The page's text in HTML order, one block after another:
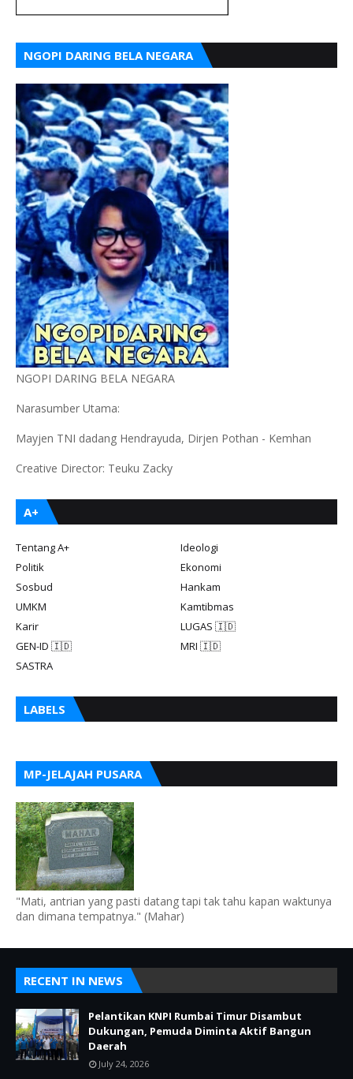
NGOPI DARING BELA NEGARA
NGOPI DARING BELA NEGARA
Narasumber Utama:
Mayjen TNI dadang Hendrayuda, Dirjen Pothan - Kemhan
Creative Director: Teuku Zacky
A+
Tentang A+
Ideologi
Politik
Ekonomi
Sosbud
Hankam
UMKM
Kamtibmas
Karir
LUGAS 🇮🇩
GEN-ID 🇮🇩
MRI 🇮🇩
SASTRA
LABELS
MP-JELAJAH PUSARA
"Mati, antrian yang pasti datang tapi tak tahu kapan waktunya
dan dimana tempatnya." (Mahar)
RECENT IN NEWS
Pelantikan KNPI Rumbai Timur Disambut
Dukungan, Pemuda Diminta Aktif Bangun
Daerah
July 24, 2026